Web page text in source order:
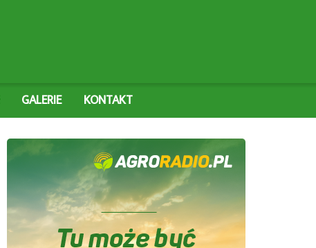
GALERIE KONTAKT